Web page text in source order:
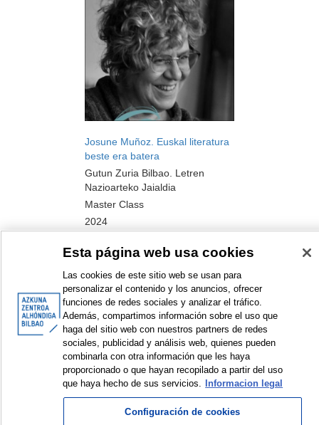
Josune Muñoz. Euskal literatura
beste era batera
Gutun Zuria Bilbao. Letren
Nazioarteko Jaialdia
Master Class
2024
< Erakusten diren elementuak: 1 a 7 de 7
© Azkuna Zentroa - Alhóndiga Bilbao
Esta página web usa cookies
Las cookies de este sitio web se usan para
personalizar el contenido y los anuncios, ofrecer
funciones de redes sociales y analizar el tráfico.
Además, compartimos información sobre el uso que
haga del sitio web con nuestros partners de redes
sociales, publicidad y análisis web, quienes pueden
combinarla con otra información que les haya
proporcionado o que hayan recopilado a partir del uso
que haya hecho de sus servicios.
Informacion legal
Configuración de cookies